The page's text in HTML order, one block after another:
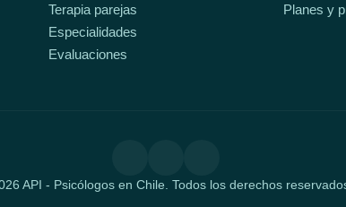
Terapia parejas
Especialidades
Evaluaciones
Planes y
API - Psicólogos en Chile. Todos los derechos